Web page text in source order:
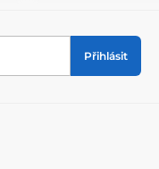
Přihlásit